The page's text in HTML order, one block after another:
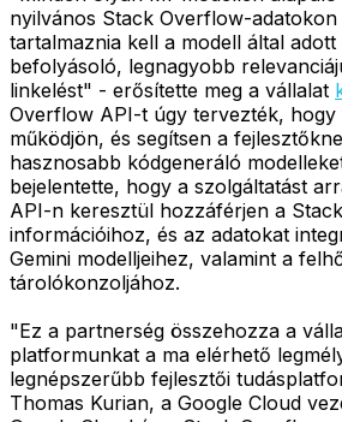
nyilvános Stack Overflow-
tartalmaznia kell a modell által
befolyásoló, legnagyobb
linkelést" - erősítette meg a vállalat
Overflow API-t úgy tervezték, hogy
működjön, és segítsen a
hasznosabb kódgeneráló
bejelentette, hogy a szolgáltatást
API-n keresztül hozzáférjen a
információihoz, és az adatokat
Gemini modelljeihez, valamint a
tárolókonzoljához.
"Ez a partnerség összehozza a
platformunkat a ma elérhető
legnépszerűbb fejlesztői
Thomas Kurian, a Google Cloud